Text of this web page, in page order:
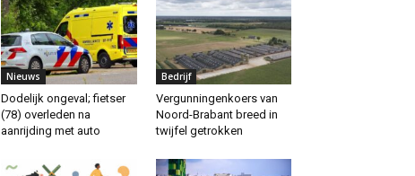
Nieuws
Dodelijk ongeval; fietser
(78) overleden na
aanrijding met auto
Bedrijf
Vergunningenkoers van
Noord-Brabant breed in
twijfel getrokken